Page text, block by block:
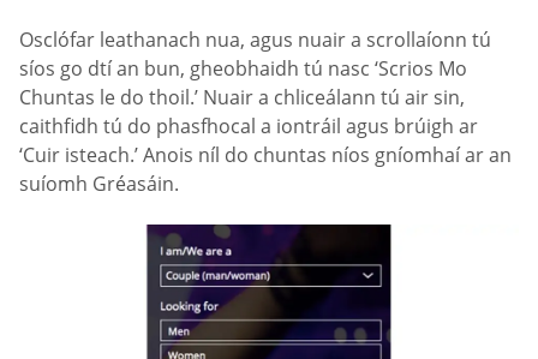
Osclófar leathanach nua, agus nuair a scrollaíonn tú
síos go dtí an bun, gheobhaidh tú nasc ‘Scrios Mo
Chuntas le do thoil.’ Nuair a chliceálann tú air sin,
caithfidh tú do phasfhocal a iontráil agus brúigh ar
‘Cuir isteach.’ Anois níl do chuntas níos gníomhaí ar an
suíomh Gréasáin.